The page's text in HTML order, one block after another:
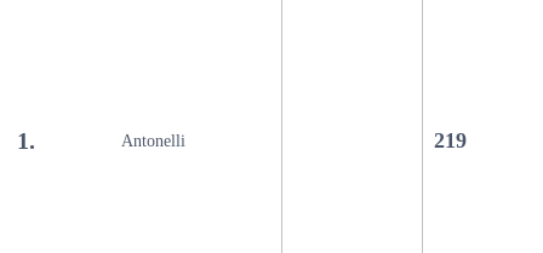
1. Antonelli 219